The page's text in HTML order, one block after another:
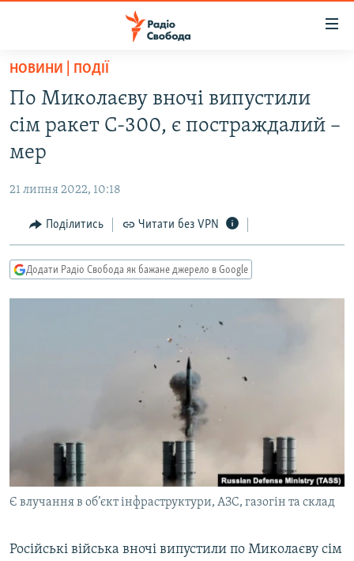
Перейти
основного
матеріалу
Перейти
до
основної
Перейти
до
пошуку
СТАТТІ
СУСПІЛЬСТВО
РОСІЙСЬКА «ФІЛЬТРАЦІЯ»
ДОНБАС.РЕАЛІЇ
ТИ ЯК?
ПОДКАСТИ
КРИМ РЕАЛІЇ
УКР
НОВИНИ | ПОДІЇ
По Миколаєву вночі випустили
сім ракет С-300, є постраждалий –
мер
21 липня 2022, 10:18
Поділитись Читати без VPN
Додати Радіо Свобода як бажане джерело в Google
Є влучання в об’єкт інфраструктури, АЗС, газогін та склад
Російські війська вночі випустили по Миколаєву сім